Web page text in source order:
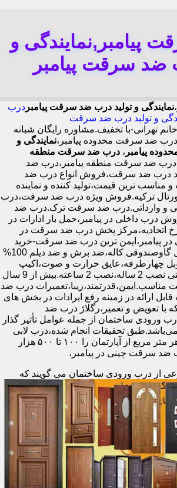
پیامبر,نمایندگی و
ضد سرقت پیامبر
،نمایندگی و تولید درب ضد سرقت پیامبر درب
و تولید درب ضد سرقت
خانم تهرانی-با تخفیف.مشاوره رایگان شبانه
ضد سرقت محدوده پیامبر،نمایندگی و
پیامبر ، درب ضد سرقت منطقه
درب ضد سرقت منطقه پیامبر،درب ضد
درب ضد سرقت،فروش انواع درب ضد
مناسب ترین قیمت،تولید کننده و نماینده
ترکیه.فروش ویژه درب ضد سرقت،درب
و وارداتی.درب ضد سرقت ترک.درب ضد
داخلی در پیامبر،حمل بار ادارات در
اتحادیه،مرکز پخش درب ضد سرقت در
در پیامبر،ایمن ترین درب ضد سرقت-خرید
مستقیم از کارخانه قفل گاوصندوقی کاله،ضد برش و ضد دیلم 100%
چهارطرفه،عایق حرارت و صوت،اکیپ
نصاب حرفه ای با گارانتی نصب 2 ساله،نصب 2 ساعته.بیش از 9 سال
مناسب.ایمن،قدرتمند،زیبا،تعمیرات درب ضد
ارائه در زمینه رفع ایرادات در بخش های
تعویض و تعمیر،رگلاژ درب ضد
ورودی ساختمان از جمله عوامل تأثیر گذار
تحقیقات انجام شده،درب لابی
لوکس می‌تواند ارزش هر متر مربع از آپارتمان را ۱۰۰ تا ۵۰۰ هزار
ضد سرقت چینی در پیامبر،
از درب ورودی ساختمان می گویند که